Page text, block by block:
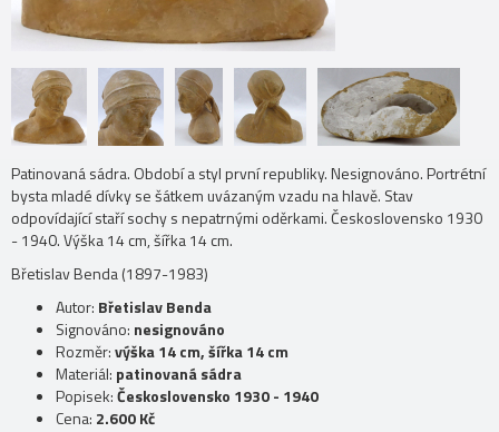
Patinovaná sádra. Období a styl první republiky. Nesignováno. Portrétní
bysta mladé dívky se šátkem uvázaným vzadu na hlavě. Stav
odpovídající staří sochy s nepatrnými oděrkami. Československo 1930
- 1940. Výška 14 cm, šířka 14 cm.
Břetislav Benda (1897-1983)
Autor: Břetislav Benda
Signováno: nesignováno
Rozměr:výška 14 cm, šířka 14 cm
Materiál: patinovaná sádra
Popisek:Československo 1930 - 1940
Cena: 2.600 Kč